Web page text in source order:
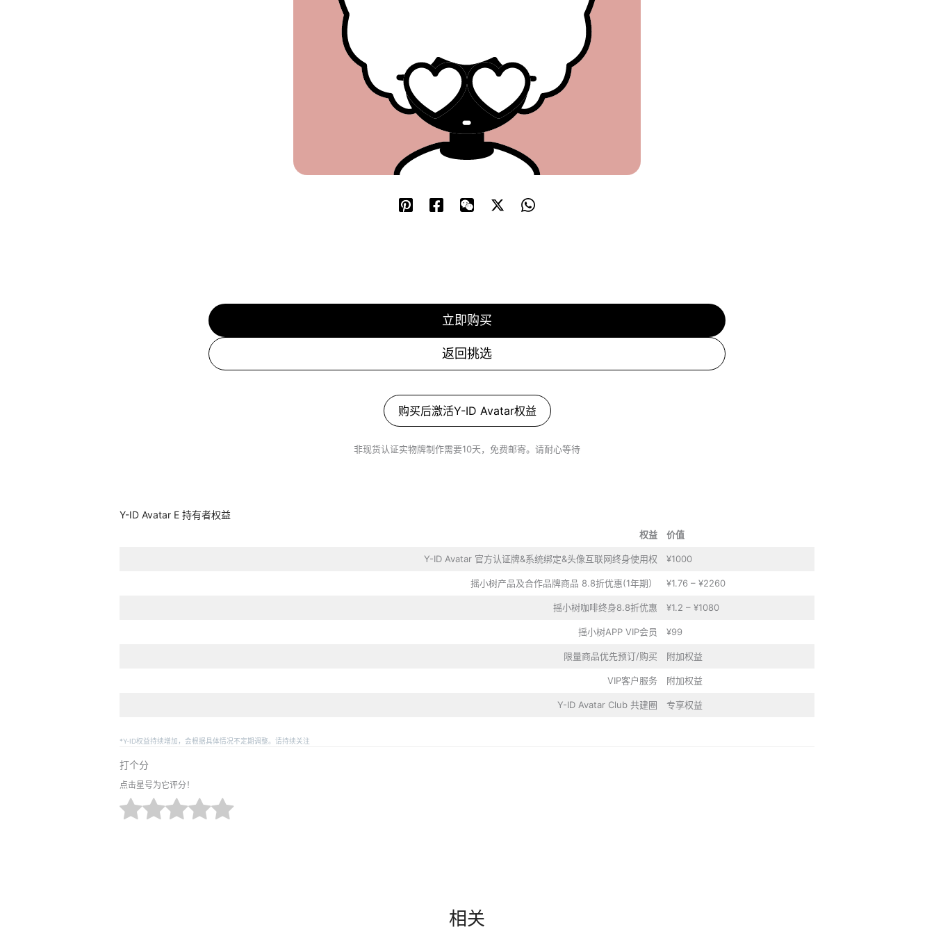
立即购买
返回挑选
购买后激活Y-ID Avatar权益
非现货认证实物牌制作需要10天，免费邮寄。请耐心等待
Y-ID Avatar E 持有者权益
权益 价值
Y-ID Avatar 官方认证牌&系统绑定&头像互联网终身使用权 ¥1000
摇小树产品及合作品牌商品 8.8折优惠(1年期） ¥1.76 – ¥2260
摇小树咖啡终身8.8折优惠 ¥1.2 – ¥1080
摇小树APP VIP会员 ¥99
限量商品优先预订/购买 附加权益
VIP客户服务 附加权益
Y-ID Avatar Club 共建圈 专享权益
*Y-ID权益持续增加，会根据具体情况不定期调整。请持续关注
打个分
点击星号为它评分！
相关